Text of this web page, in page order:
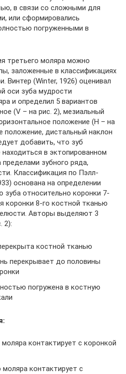
в связи со сложными для
или сформировались
погруженными в
третьего моляра можно
заложенные в классификациях
Винтер (Winter, 1926) оценивал
оси зуба мудрости
и определил 5 вариантов
(V – на рис. 2), мезиальный
положение (Н – на
положение, дистальный наклон
добавить, что зуб
в эктопированном
зубного ряда,
Классификация по Пэлл-
основана на определении
зуба относительно коронки 7-
коронки 8-го костной тканью
Авторы выделяют 3
2):
костной тканью
перекрывает до половины
погружена в костную
контактирует с коронкой
контактирует с